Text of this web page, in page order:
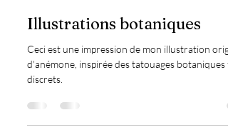
14 janv. 2025
1 min de lecture
Illustrations botaniques
Ceci est une impression de mon illustration
discrets.